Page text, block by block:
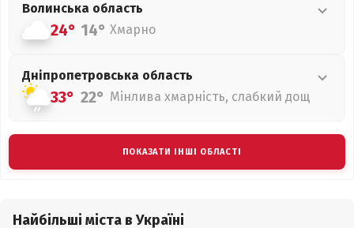
Волинська область
24° 14° Хмарно
Дніпропетровська область
33° 22° Мінлива хмарність, слабкий дощ
ПОКАЗАТИ ІНШІ ОБЛАСТІ
Найбільші міста в Україні